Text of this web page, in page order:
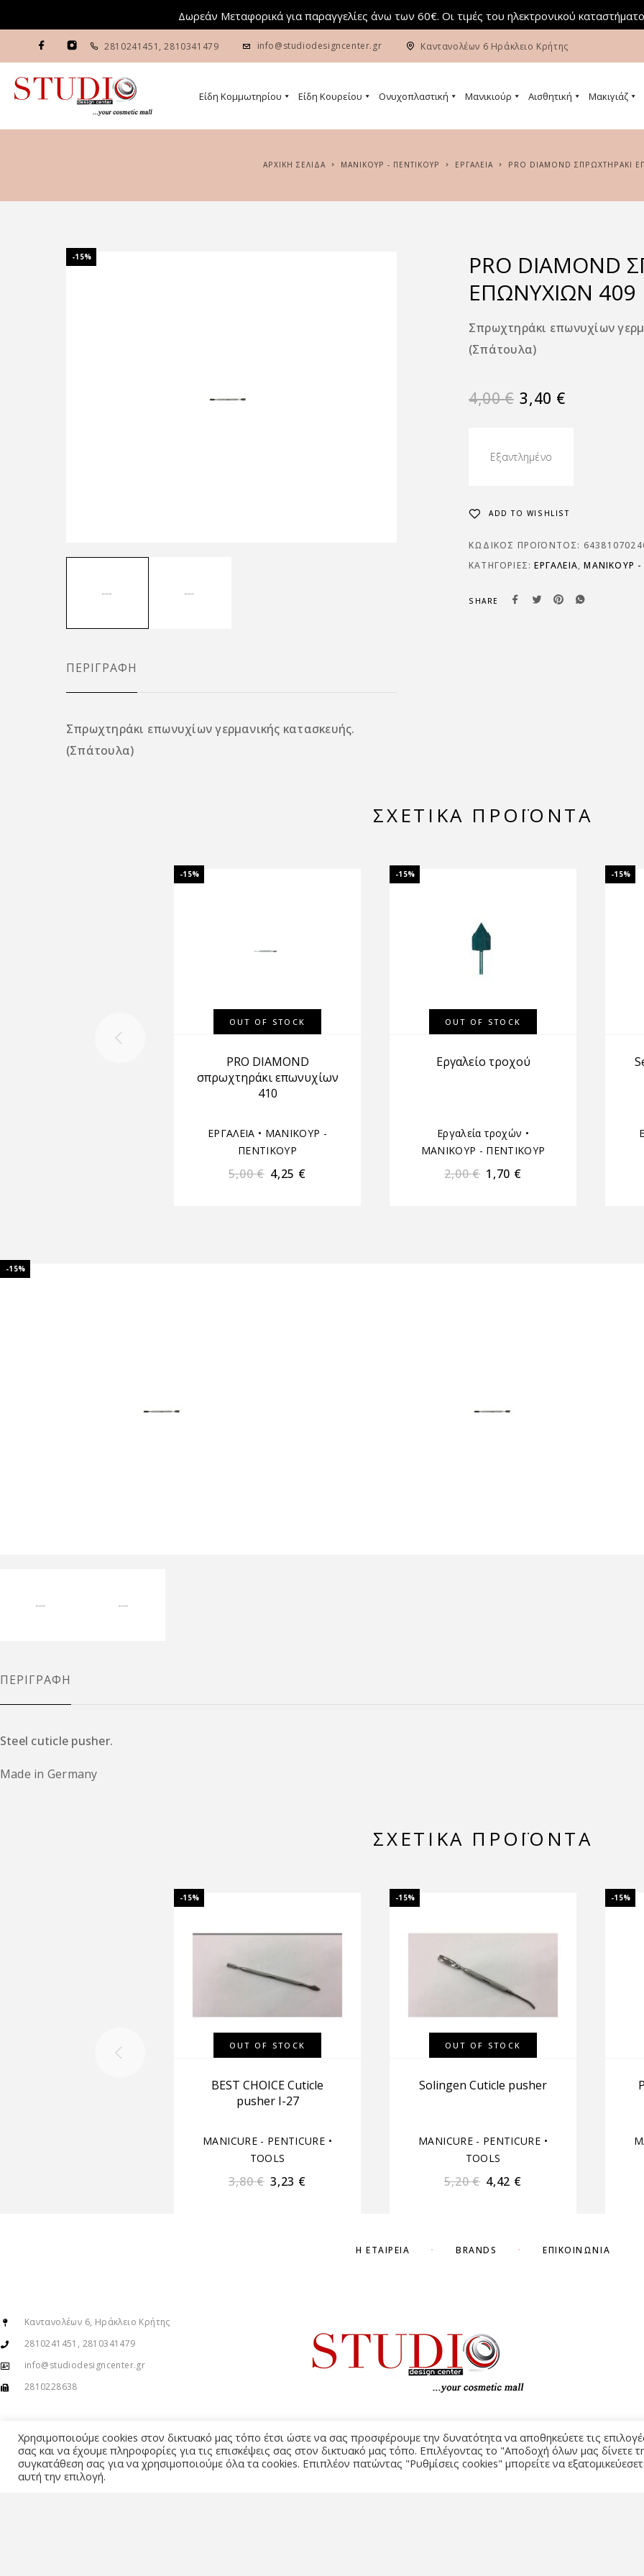
Δωρεάν Μεταφορικά για παραγγελίες άνω των 60€. Οι τιμές του ηλεκτρονικού
2810241451 , 2810341479 info@studiodesigncenter.gr Καντανολέων 6 Ηράκλειο Κρήτης
Είδη Κομμωτηρίου Είδη Κουρείου Ονυχοπλαστική Μανικιούρ Αισθητική Μακιγιάζ
ΑΡΧΙΚΉ ΣΕΛΊΔΑ ΜΑΝΙΚΟΥΡ - ΠΕΝΤΙΚΟΥΡ ΕΡΓΑΛΕΙΑ PRO DIAMOND ΣΠΡΩΧΤΗΡΆΚΙ
-15%
ΠΕΡΙΓΡΑΦΉ
Σπρωχτηράκι επωνυχίων γερμανικής κατασκευής.
(Σπάτουλα)
PRO DIAMOND
ΕΠΩΝΥΧΊΩΝ 409
Σπρωχτηράκι επωνυχίων
(Σπάτουλα)
4,00€ 3,40 €
Εξαντλημένο
ADD TO WISHLIST
ΚΩΔΙΚΌΣ ΠΡΟΪΌΝΤΟΣ:
ΚΑΤΗΓΟΡΊΕΣ:ΕΡΓΑΛΕΙΑ,ΜΑΝΙΚΟΥΡ -
SHARE
ΣΧΕΤΙΚΆ ΠΡΟΪΌΝΤΑ
-15%
OUT OF STOCK
PRO DIAMOND
σπρωχτηράκι επωνυχίων
410
ΕΡΓΑΛΕΙΑ • ΜΑΝΙΚΟΥΡ -
ΠΕΝΤΙΚΟΥΡ
5,00€ 4,25 €
-15%
OUT OF STOCK
Εργαλείο τροχού
Εργαλεία τροχών •
ΜΑΝΙΚΟΥΡ - ΠΕΝΤΙΚΟΥΡ
2,00€ 1,70 €
-15%
-15%
ΠΕΡΙΓΡΑΦΉ
Steel cuticle pusher.
Made in Germany
ΣΧΕΤΙΚΆ ΠΡΟΪΌΝΤΑ
-15%
OUT OF STOCK
BEST CHOICE Cuticle
pusher Ι-27
MANICURE - PENTICURE •
TOOLS
3,80€ 3,23 €
-15%
OUT OF STOCK
Solingen Cuticle pusher
MANICURE - PENTICURE •
TOOLS
5,20€ 4,42 €
-15%
Η ΕΤΑΙΡΕΊΑ BRANDS ΕΠΙΚΟΙΝΩΝΊΑ
Καντανολέων 6, Ηράκλειο Κρήτης
2810241451, 2810341479
info@studiodesigncenter.gr
2810228638
Χρησιμοποιούμε cookies στον δικτυακό μας τόπο έτσι ώστε να σας προσφέρουμε την δυνατότητα να αποθηκεύετε τις
σας και να έχουμε πληροφορίες για τις επισκέψεις σας στον δικτυακό μας τόπο. Επιλέγοντας το "Αποδοχή όλων μας δίνετε
συγκατάθεση σας για να χρησιμοποιούμε όλα τα cookies. Επιπλέον πατώντας "Ρυθμίσεις cookies" μπορείτε να
αυτή την επιλογή.